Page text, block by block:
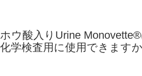
ホウ酸入りUrine
化学検査用に使用できます